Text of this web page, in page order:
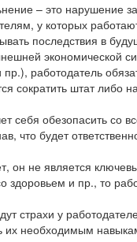
– это нарушение
у которых
последствия в
экономической
работодатель
сократить штат либо
себя обезопасить со
что будет
он не является
здоровьем и пр., то
страхи у
их необходимым